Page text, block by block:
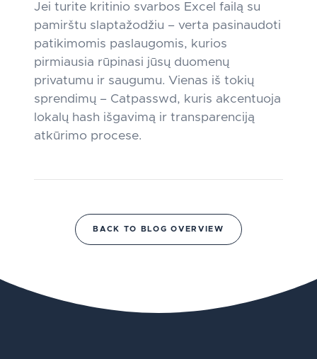
Jei turite kritinio svarbos Excel failą su
pamirštu slaptažodžiu – verta pasinaudoti
patikimomis paslaugomis, kurios
pirmiausia rūpinasi jūsų duomenų
privatumu ir saugumu. Vienas iš tokių
sprendimų – Catpasswd, kuris akcentuoja
lokalų hash išgavimą ir transparenciją
atkūrimo procese.
BACK TO BLOG OVERVIEW